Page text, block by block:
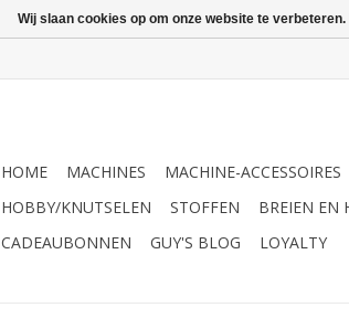
HOME MACHINES MACHINE-ACCESSOIRES
HOBBY/KNUTSELEN
STOFFEN BREIEN EN
CADEAUBONNEN
GUY'S BLOG LOYALTY
Wij slaan cookies op om onze website te